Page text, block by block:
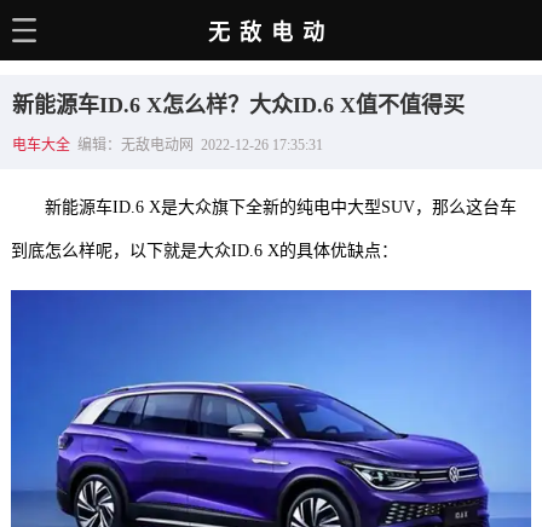
电动百科
销量榜
经销商
无敌电动
新能源车ID.6 X怎么样？大众ID.6 X值不值得买
电车大全 编辑：无敌电动网 2022-12-26 17:35:31
新能源车ID.6 X是大众旗下全新的纯电中大型SUV，那么这台车
到底怎么样呢，以下就是大众ID.6 X的具体优缺点：